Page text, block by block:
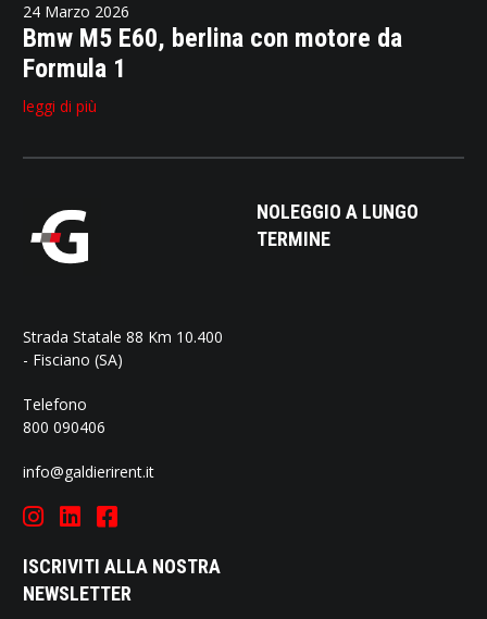
24 Marzo 2026
Bmw M5 E60, berlina con motore da
Formula 1
leggi di più
Strada Statale 88 Km 10.400
- Fisciano (SA)
Telefono
800 090406
info@galdierirent.it
ISCRIVITI ALLA NOSTRA
NEWSLETTER
NOLEGGIO A LUNGO
TERMINE